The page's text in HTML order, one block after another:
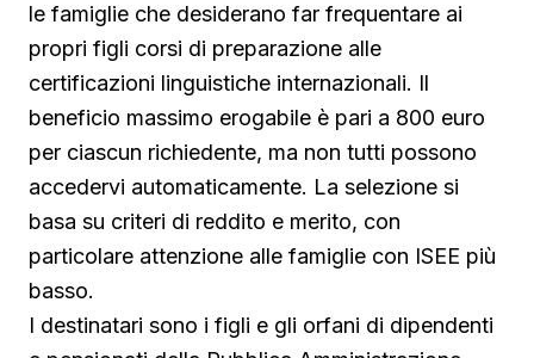
le famiglie che desiderano far frequentare ai
propri figli corsi di preparazione alle
certificazioni linguistiche internazionali. Il
beneficio massimo erogabile è pari a 800 euro
per ciascun richiedente, ma non tutti possono
accedervi automaticamente. La selezione si
basa su criteri di reddito e merito, con
particolare attenzione alle famiglie con ISEE più
basso.
I destinatari sono i figli e gli orfani di dipendenti